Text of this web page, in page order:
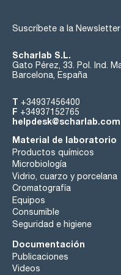
Suscríbete a la Newsletter
Scharlab S.L.
Gato Pérez, 33. Pol. Ind.
Barcelona, España
T +34937456400
F +34937152765
helpdesk@scharlab.com
Material de laboratorio
Productos químicos
Microbiología
Vidrio, cuarzo y porcelana
Cromatografía
Equipos
Consumible
Seguridad e higiene
Documentación
Publicaciones
Videos